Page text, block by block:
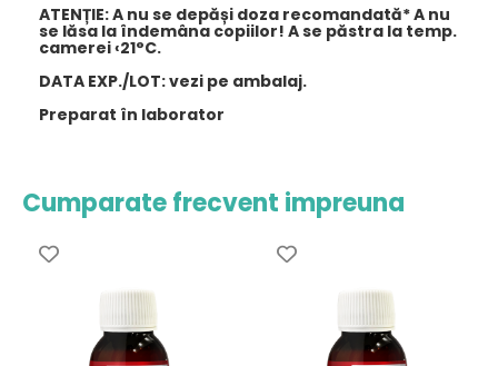
ATENȚIE:A nu se depăși doza recomandată* A nu
se lăsa la îndemâna copiilor! A se păstra la temp.
camerei ‹21°C.
DATA EXP./LOT: vezi pe ambalaj.
Preparat în laborator
Cumparate frecvent impreuna